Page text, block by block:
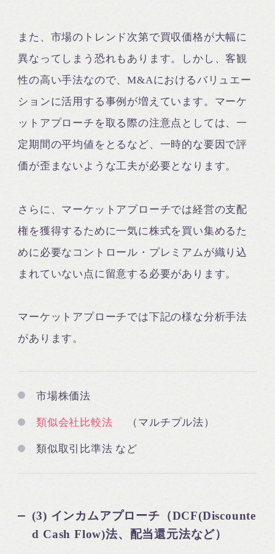
また、市場のトレンド次第で買収価格が大幅に
異なってしまう恐れもあります。しかし、客観
性の高い手法なので、M&Aにおけるバリュエー
ションに活用する事例が増えています。マーケ
ットアプローチを取る際の注意点としては、一
定期間の平均値をとるなど、一時的な要因で評
価が歪まないような工夫が必要となります。
さらに、マーケットアプローチでは経営の支配
権を獲得するために一気に株式を買い集めるた
めに必要なコントロール・プレミアムが織り込
まれていない点に留意する必要があります。
マーケットアプローチでは下記の様な分析手法
があります。
市場株価法
類似会社比較法 （マルチプル法）
類似取引比準法 など
(3) インカムアプローチ（DCF(Discounte
d Cash Flow)法、配当還元法など）